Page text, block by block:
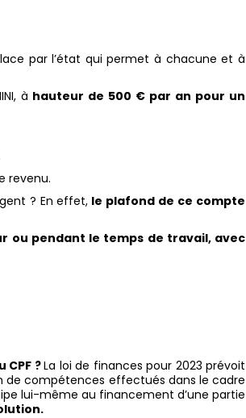
par l’état qui permet à chacune et à
à hauteur de 500 € par an pour un
revenu.
? En effet, le plafond de ce compte
ou pendant le temps de travail, avec
CPF ?La loi de finances pour 2023 prévoit
de compétences effectués dans le cadre
lui-même au financement d’une partie